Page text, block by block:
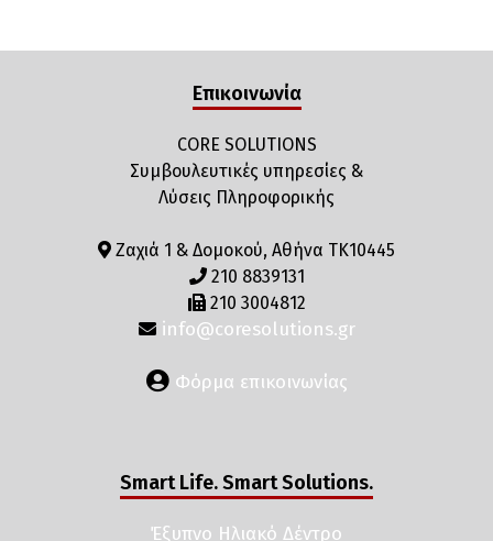
Επικοινωνία
CORE SOLUTIONS
Συμβουλευτικές υπηρεσίες &
Λύσεις Πληροφορικής
Ζαχιά 1 & Δομοκού, Αθήνα ΤΚ10445
210 8839131
210 3004812
info@coresolutions.gr
Φόρμα επικοινωνίας
Smart Life. Smart Solutions.
Έξυπνο Ηλιακό Δέντρο